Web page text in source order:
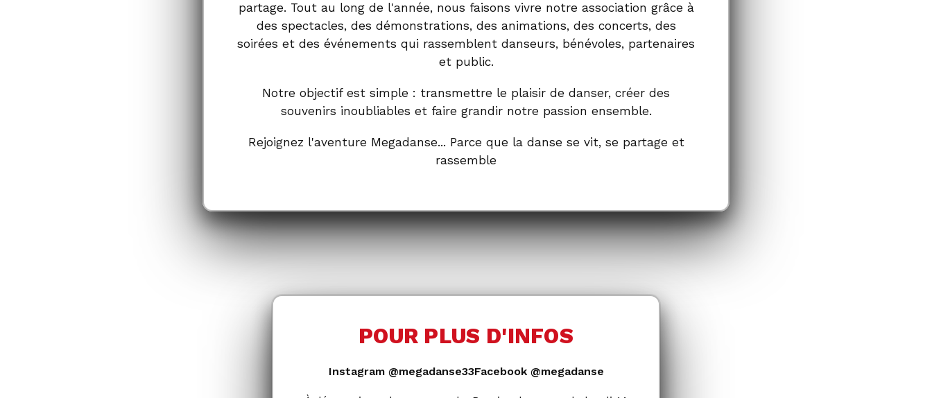
partage. Tout au long de l'année, nous faisons vivre notre association grâce à
des spectacles, des démonstrations, des animations, des concerts, des
soirées et des événements qui rassemblent danseurs, bénévoles, partenaires
et public.
Notre objectif est simple : transmettre le plaisir de danser, créer des
souvenirs inoubliables et faire grandir notre passion ensemble.
Rejoignez l'aventure Megadanse... Parce que la danse se vit, se partage et
rassemble
POUR PLUS D'INFOS
Instagram @megadanse33Facebook @megadanse